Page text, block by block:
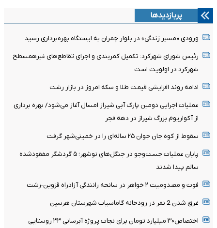
پربازدیدها
ورودی «مسیر زندگی» در بلوار چمران به ایستگاه بهره‌برداری رسید
رئیس شورای شهرکرد: تکمیل کمربندی و اجرای تقاطع‌های غیرهمسطح
شهرکرد در اولویت است
ادامه روند افزایشی قیمت طلا و سکه امروز در بازار رشت
عملیات اجرایی دومین پارک آبی شیراز امسال آغاز می‌شود/ بهره برداری
از آکواریوم بزرگ شیراز در دهه فجر
سقوط از کوه جان جوان ۲۵ ساله‌ای را در خمینی‌شهر گرفت
پایان عملیات جست‌وجو در جنگل‌های نوشهر؛ ۵ گردشگر مفقودشده
سالم پیدا شدند
فوت و مصدومیت ۲ خواهر در سانحه رانندگی آزادراه قزوین-رشت
غرق شدن 2 نفر در رودخانه گاماسیاب شهرستان هرسین
اختصاص۳۰ میلیارد تومان برای نجات پروژه آبرسانی ۳۳ روستایی